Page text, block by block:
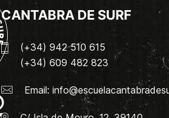
CANTABRA DE SURF
(+34) 942 510 615
(+34) 609 482 823
Email: